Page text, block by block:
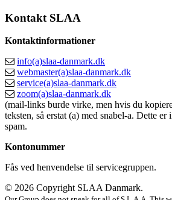
Kontakt SLAA
Kontaktinformationer
info(a)slaa-danmark.dk
webmaster(a)slaa-danmark.dk
service(a)slaa-danmark.dk
zoom(a)slaa-danmark.dk
(mail-links burde virke, men hvis du
teksten, så erstat (a) med snabel-a. Dette
spam.
Kontonummer
Fås ved henvendelse til servicegruppen.
© 2026 Copyright SLAA Danmark.